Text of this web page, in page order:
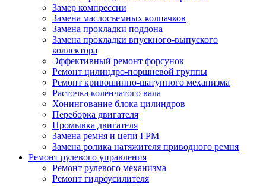
Замер компрессии
Замена маслосъемных колпачков
Замена прокладки поддона
Замена прокладки впускного-выпуского
коллектора
Эффективный ремонт форсунок
Ремонт цилиндро-поршневой группы
Ремонт кривошипно-шатунного механизма
Расточка коленчатого вала
Хонингование блока цилиндров
Переборка двигателя
Промывка двигателя
Замена ремня и цепи ГРМ
Замена ролика натяжителя приводного ремня
Ремонт рулевого управления
Ремонт рулевого механизма
Ремонт гидроусилителя